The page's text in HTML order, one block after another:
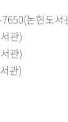
논현도서
관)
관)
관)